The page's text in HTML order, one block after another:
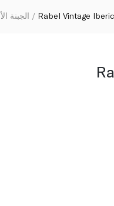
الجبنة Rabel Vintage